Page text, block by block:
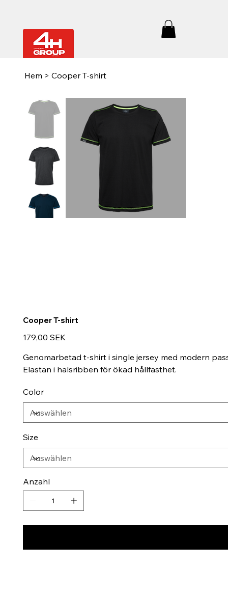
Hem > Cooper T-shirt
Cooper T-shirt
Preis
179,00 SEK
Genomarbetad t-shirt i single jersey med modern
Elastan i halsribben för ökad hållfasthet.
Color
Size
Anzahl